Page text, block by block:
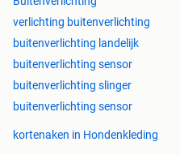
verlichting buitenverlichting
buitenverlichting landelijk
buitenverlichting sensor
buitenverlichting slinger
buitenverlichting sensor
kortenaken in Hondenkleding